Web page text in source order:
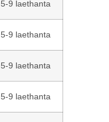
5-9 laethanta
5-9 laethanta
5-9 laethanta
5-9 laethanta